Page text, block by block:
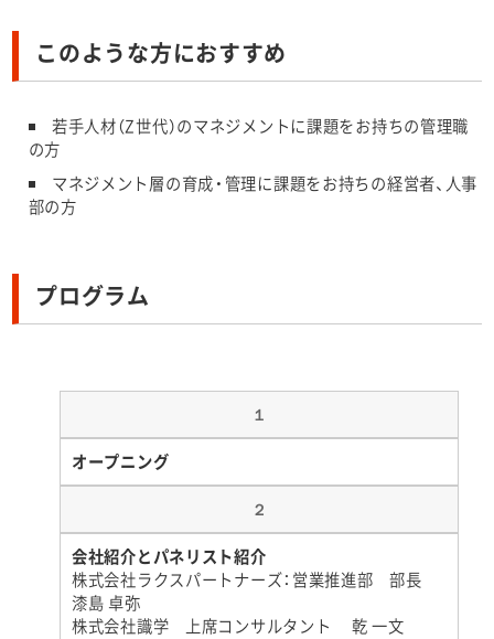
このような方におすすめ
若手人材（Z世代）のマネジメントに課題をお持ちの管理職
の方
マネジメント層の育成・管理に課題をお持ちの経営者、人事
部の方
プログラム
１
オープニング
２
会社紹介とパネリスト紹介
株式会社ラクスパートナーズ：営業推進部 部長
漆島 卓弥
株式会社識学 上席コンサルタント 乾 一文